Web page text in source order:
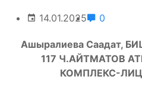
14.01.2025 0
Ашыралиева Саадат,
117 Ч.АЙТМАТОВ
КОМПЛЕКС-